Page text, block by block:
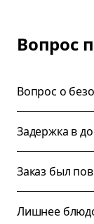
Вопрос
Вопрос о
Задержка в
Заказ был
Лишнее